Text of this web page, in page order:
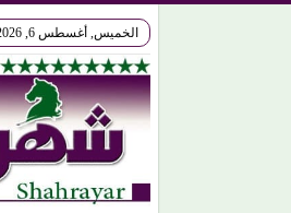
الخميس, أغسطس 6, 2026